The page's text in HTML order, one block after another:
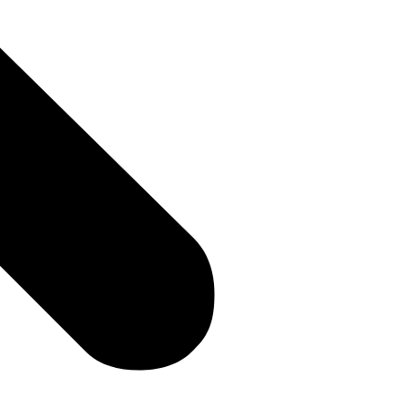
il tuo Kit Gratuito
No, grazie.
a ricevere messaggi informativi (ad esempio,
e/o di marketing (ad esempio, promemoria carrello) da
inviati tramite composizione automatica. Il consenso non è
in qualsiasi momento rispondendo STOP o cliccando sul link di
ogni comunicazione. Informativa sulla
privacy